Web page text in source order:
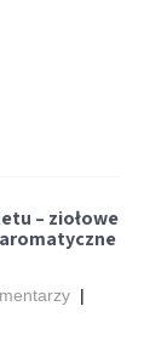
– ziołowe
|